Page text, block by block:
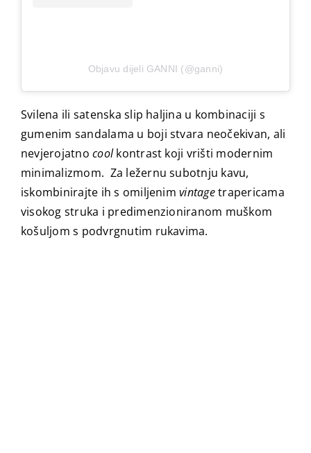
Objavu dijeli GANNI (@ganni)
Svilena ili satenska slip haljina u kombinaciji s
gumenim sandalama u boji stvara neočekivan, ali
nevjerojatnocoolkontrast koji vrišti modernim
minimalizmom. Za ležernu subotnju kavu,
iskombinirajte ih s omiljenimvintagetrapericama
visokog struka i predimenzioniranom muškom
košuljom s podvrgnutim rukavima.